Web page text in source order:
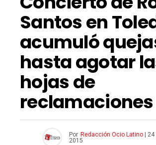
Santos en
acumuló
hasta agotar
hojas de
reclamaciones
Por Redacción Ocio Latino
2015